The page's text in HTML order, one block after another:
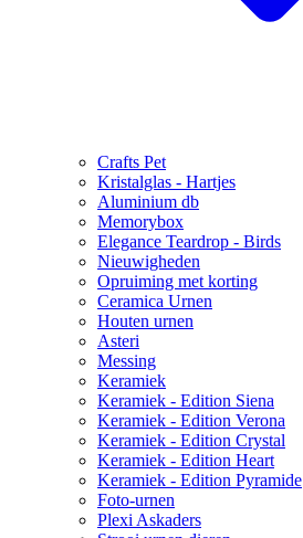
Crafts Pet
Kristalglas - Hartjes
Aluminium db
Memorybox
Elegance Teardrop - Birds
Nieuwigheden
Opruiming met korting
Ceramica Urnen
Houten urnen
Asteri
Messing
Keramiek
Keramiek - Edition Siena
Keramiek - Edition Verona
Keramiek - Edition Crystal
Keramiek - Edition Heart
Keramiek - Edition Pyramide
Foto-urnen
Plexi Askaders